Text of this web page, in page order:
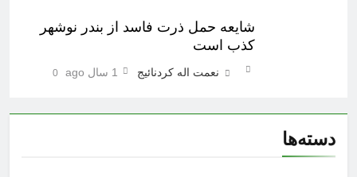
شایعه حمل ذرت فاسد از بندر نوشهر
کذب است
نعمت اله کردنائیج 1 سال ago 0
دسته‌ها